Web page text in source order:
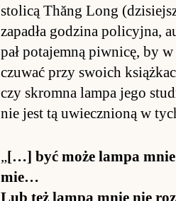
sto­licą Thăng Long
za­pa­dła go­dzina po­li­cyj­na,
pał po­tajemną piw­nicę, by w
czuwać przy swoich
czy skromna lampa jego
nie jest tą uwiecz­nioną w
„[…] być może lampa
mie…
Lub też lampa mnie nie